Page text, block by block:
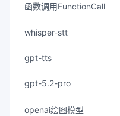
函数调用FunctionCall
whisper-stt
gpt-tts
gpt-5.2-pro
openai绘图模型